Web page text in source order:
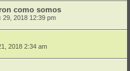
como somos
29, 2018 12:39 pm
2018 2:34 am